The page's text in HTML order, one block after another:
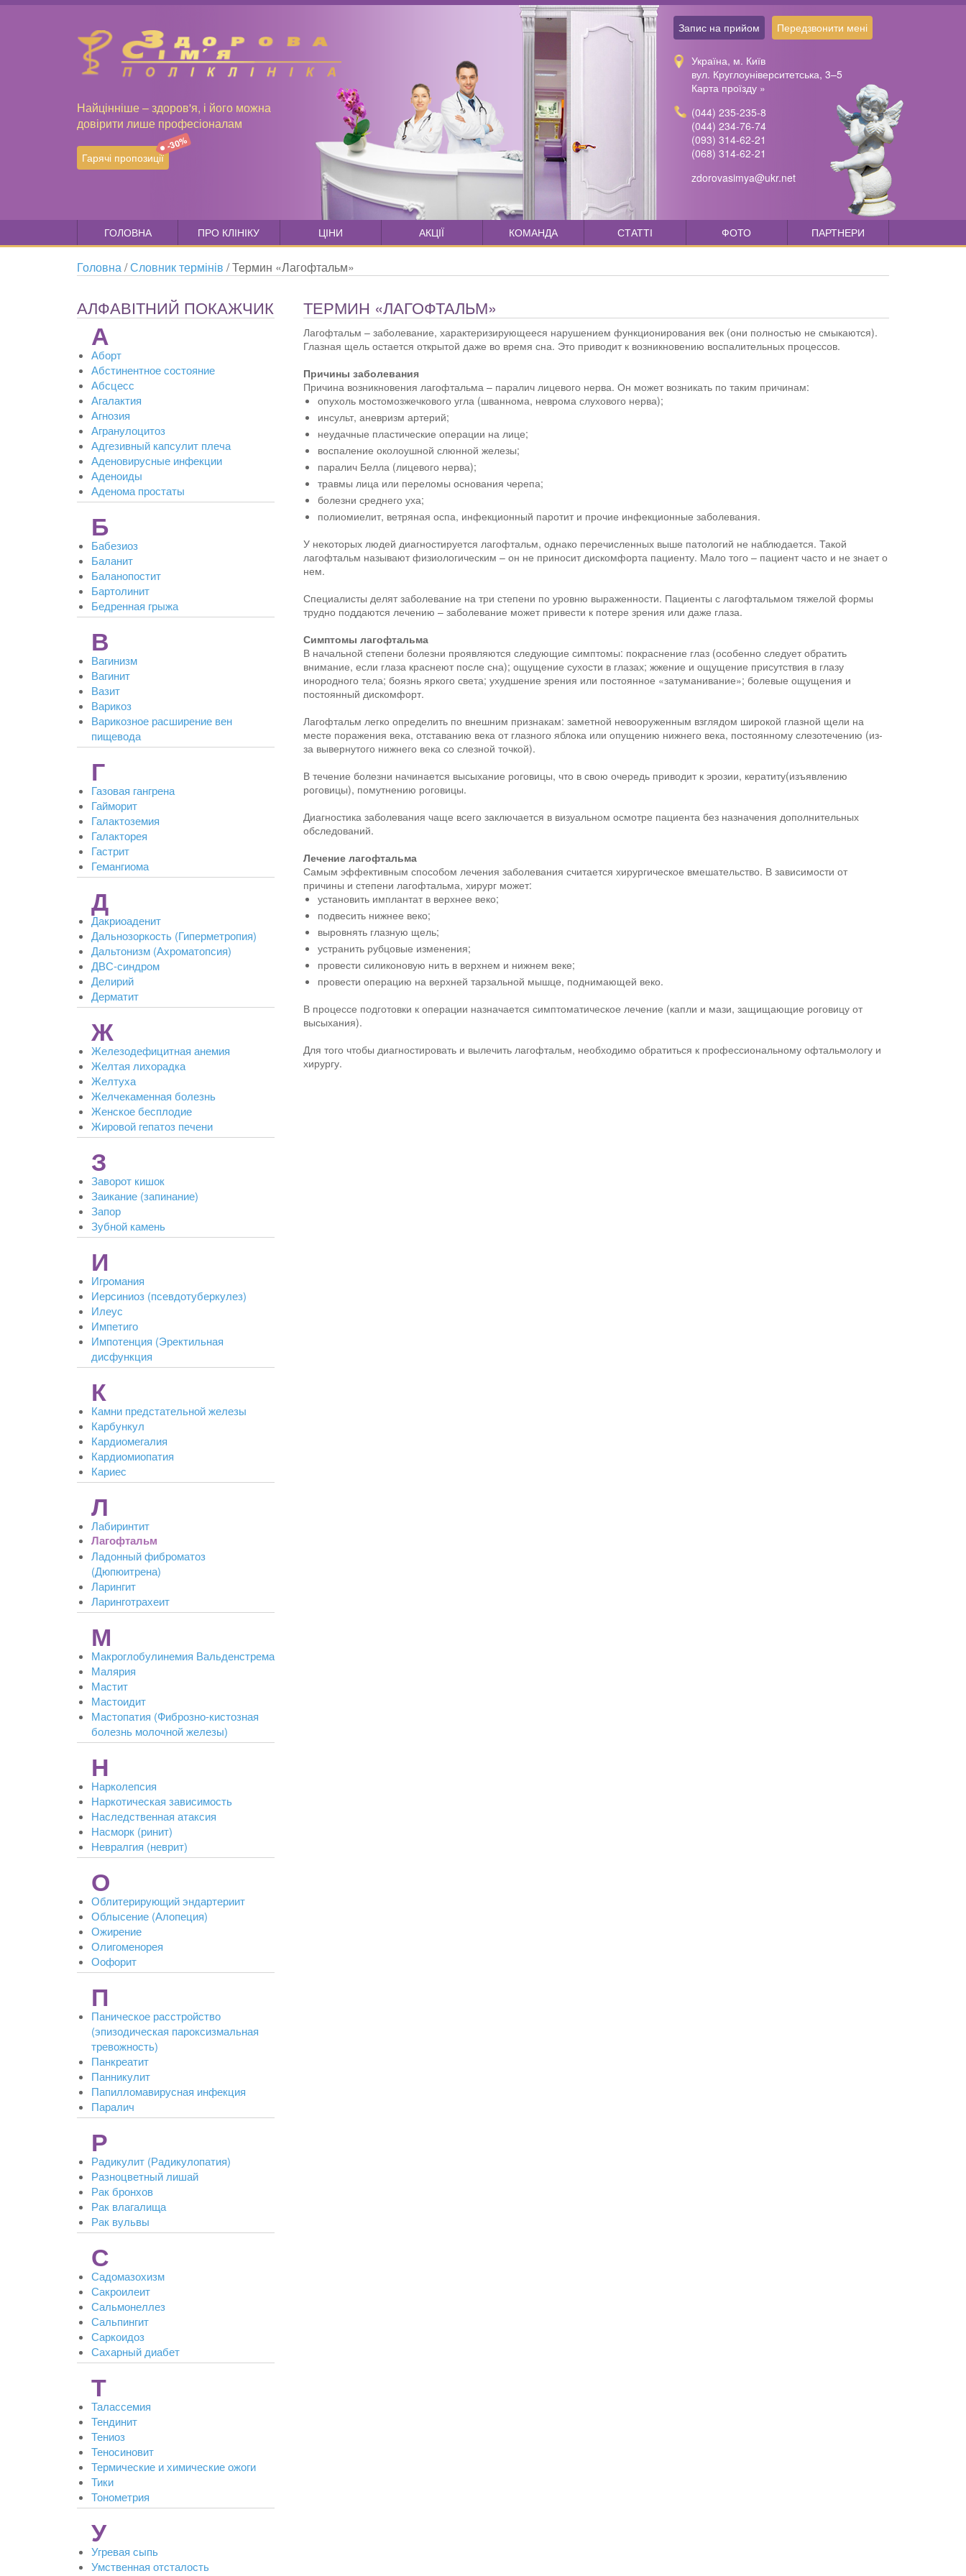
Найцінніше – здоров'я, і його можна
довірити лише професіоналам
Гарячі пропозиції
-30%
Запис на прийом Передзвонити мені
Україна, м. Київ
вул. Круглоуніверситетська, 3–5
Карта проїзду »
(044) 235-235-8
(044) 234-76-74
(093) 314-62-21
(068) 314-62-21
zdorovasimya@ukr.net
ГОЛОВНА ПРО КЛІНІКУ ЦІНИ АКЦІЇ КОМАНДА СТАТТІ ФОТО ПАРТНЕРИ
Головна/Словник термінів /Термин «Лагофтальм»
АЛФАВІТНИЙ ПОКАЖЧИК
А
Аборт
Абстинентное состояние
Абсцесс
Агалактия
Агнозия
Агранулоцитоз
Адгезивный капсулит плеча
Аденовирусные инфекции
Аденоиды
Аденома простаты
Б
Бабезиоз
Баланит
Баланопостит
Бартолинит
Бедренная грыжа
В
Вагинизм
Вагинит
Вазит
Варикоз
Варикозное расширение вен
пищевода
Г
Газовая гангрена
Гайморит
Галактоземия
Галакторея
Гастрит
Гемангиома
Д
Дакриоаденит
Дальнозоркость (Гиперметропия)
Дальтонизм (Ахроматопсия)
ДВС-синдром
Делирий
Дерматит
Ж
Железодефицитная анемия
Желтая лихорадка
Желтуха
Желчекаменная болезнь
Женское бесплодие
Жировой гепатоз печени
З
Заворот кишок
Заикание (запинание)
Запор
Зубной камень
И
Игромания
Иерсиниоз (псевдотуберкулез)
Илеус
Импетиго
Импотенция (Эректильная
дисфункция
К
Камни предстательной железы
Карбункул
Кардиомегалия
Кардиомиопатия
Кариес
Л
Лабиринтит
Лагофтальм
Ладонный фиброматоз
(Дюпюитрена)
Ларингит
Ларинготрахеит
М
Макроглобулинемия Вальденстрема
Малярия
Мастит
Мастоидит
Мастопатия (Фиброзно-кистозная
болезнь молочной железы)
Н
Нарколепсия
Наркотическая зависимость
Наследственная атаксия
Насморк (ринит)
Невралгия (неврит)
О
Облитерирующий эндартериит
Облысение (Алопеция)
Ожирение
Олигоменорея
Оофорит
П
Паническое расстройство
(эпизодическая пароксизмальная
тревожность)
Панкреатит
Панникулит
Папилломавирусная инфекция
Паралич
Р
Радикулит (Радикулопатия)
Разноцветный лишай
Рак бронхов
Рак влагалища
Рак вульвы
С
Садомазохизм
Сакроилеит
Сальмонеллез
Сальпингит
Саркоидоз
Сахарный диабет
Т
Талассемия
Тендинит
Тениоз
Теносиновит
Термические и химические ожоги
Тики
Тонометрия
У
Угревая сыпь
Умственная отсталость
ТЕРМИН «ЛАГОФТАЛЬМ»
Лагофтальм – заболевание, характеризирующееся нарушением функционирования век (они полностью не смыкаются).
Глазная щель остается открытой даже во время сна. Это приводит к возникновению воспалительных процессов.
Причины заболевания
Причина возникновения лагофтальма – паралич лицевого нерва. Он может возникать по таким причинам:
опухоль мостомозжечкового угла (шваннома, неврома слухового нерва);
инсульт, аневризм артерий;
неудачные пластические операции на лице;
воспаление околоушной слюнной железы;
паралич Белла (лицевого нерва);
травмы лица или переломы основания черепа;
болезни среднего уха;
полиомиелит, ветряная оспа, инфекционный паротит и прочие инфекционные заболевания.
У некоторых людей диагностируется лагофтальм, однако перечисленных выше патологий не наблюдается. Такой
лагофтальм называют физиологическим – он не приносит дискомфорта пациенту. Мало того – пациент часто и не знает о
нем.
Специалисты делят заболевание на три степени по уровню выраженности. Пациенты с лагофтальмом тяжелой формы
трудно поддаются лечению – заболевание может привести к потере зрения или даже глаза.
Симптомы лагофтальма
В начальной степени болезни проявляются следующие симптомы: покраснение глаз (особенно следует обратить
внимание, если глаза краснеют после сна); ощущение сухости в глазах; жжение и ощущение присутствия в глазу
инородного тела; боязнь яркого света; ухудшение зрения или постоянное «затуманивание»; болевые ощущения и
постоянный дискомфорт.
Лагофтальм легко определить по внешним признакам: заметной невооруженным взглядом широкой глазной щели на
месте поражения века, отставанию века от глазного яблока или опущению нижнего века, постоянному слезотечению (из-
за вывернутого нижнего века со слезной точкой).
В течение болезни начинается высыхание роговицы, что в свою очередь приводит к эрозии, кератиту(изъявлению
роговицы), помутнению роговицы.
Диагностика заболевания чаще всего заключается в визуальном осмотре пациента без назначения дополнительных
обследований.
Лечение лагофтальма
Самым эффективным способом лечения заболевания считается хирургическое вмешательство. В зависимости от
причины и степени лагофтальма, хирург может:
установить имплантат в верхнее веко;
подвесить нижнее веко;
выровнять глазную щель;
устранить рубцовые изменения;
провести силиконовую нить в верхнем и нижнем веке;
провести операцию на верхней тарзальной мышце, поднимающей веко.
В процессе подготовки к операции назначается симптоматическое лечение (капли и мази, защищающие роговицу от
высыхания).
Для того чтобы диагностировать и вылечить лагофтальм, необходимо обратиться к профессиональному офтальмологу и
хирургу.